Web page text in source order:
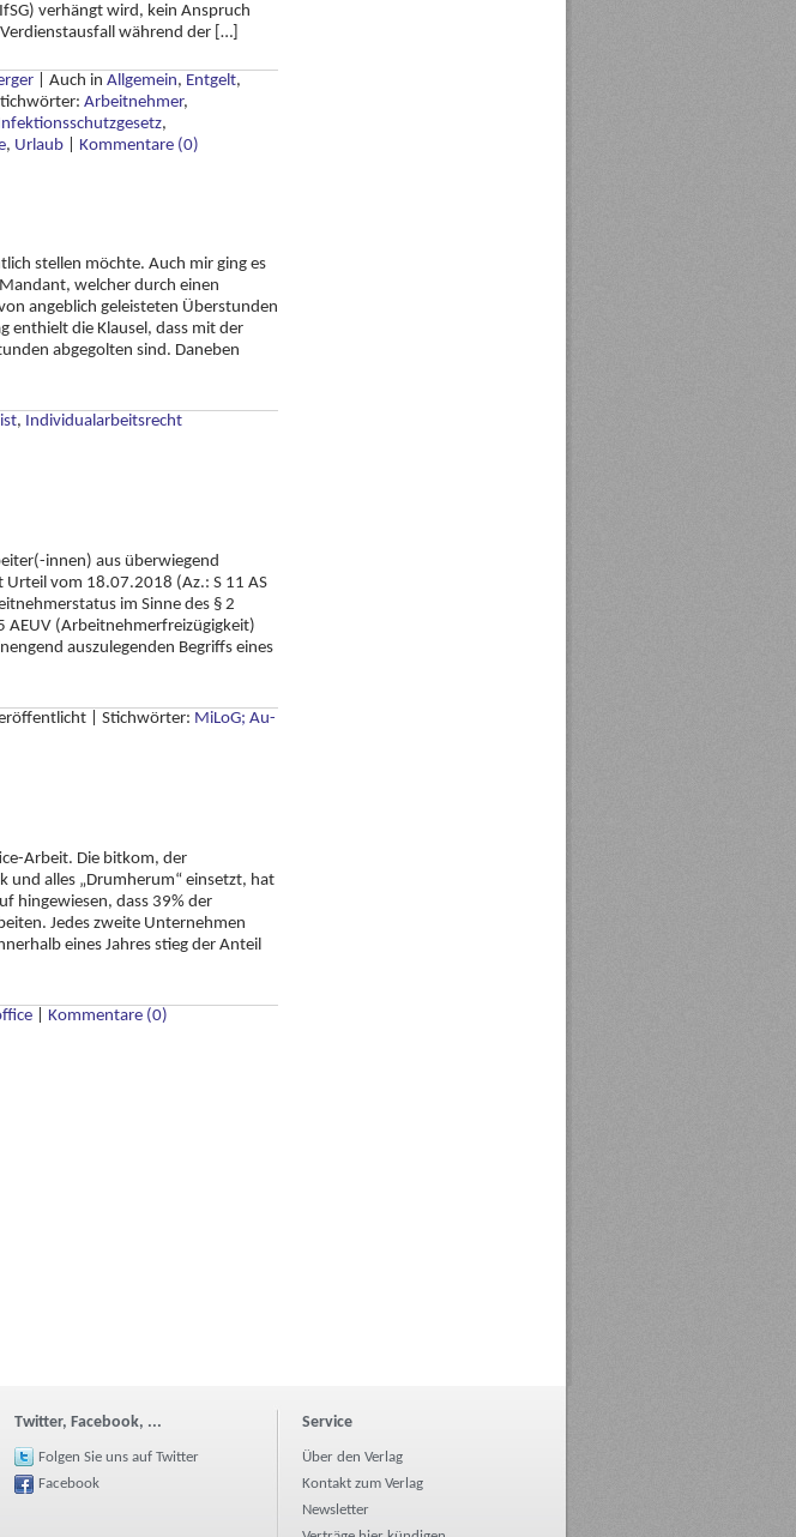
verhängt wird, kein Anspruch
während der […]
Auch in Allgemein, Entgelt,
Arbeitnehmer,
,
, Urlaub Kommentare (0)
stellen möchte. Auch mir ging es
welcher durch einen
angeblich geleisteten Überstunden
enthielt die Klausel, dass mit der
abgegolten sind. Daneben
, Individualarbeitsrecht
innen) aus überwiegend
Urteil vom 18.07.2018 (Az.: S 11 AS
im Sinne des § 2
AEUV (Arbeitnehmerfreizügigkeit)
auszulegenden Begriffs eines
Stichwörter: MiLoG; Au-
Arbeit. Die bitkom, der
und alles „Drumherum“ einsetzt, hat
hingewiesen, dass 39% der
Jedes zweite Unternehmen
eines Jahres stieg der Anteil
Kommentare (0)
Twitter, Facebook, ...
Folgen Sie uns auf Twitter
Facebook
Service
Über den Verlag
Kontakt zum Verlag
Newsletter